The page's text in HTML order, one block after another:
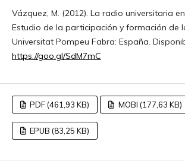
Vázquez, M. (2012). La radio universitaria
Estudio de la participación y formación de
Universitat Pompeu Fabra: España.
https://goo.gl/SdM7mC
PDF (461,93 KB) MOBI (177,63 KB)
EPUB (83,25 KB)